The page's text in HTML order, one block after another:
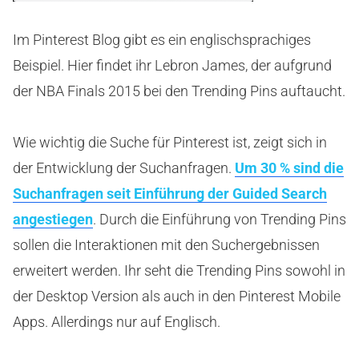
Im Pinterest Blog gibt es ein englischsprachiges
Beispiel. Hier findet ihr Lebron James, der aufgrund
der NBA Finals 2015 bei den Trending Pins auftaucht.
Wie wichtig die Suche für Pinterest ist, zeigt sich in
der Entwicklung der Suchanfragen. Um 30 % sind die
Suchanfragen seit Einführung der Guided Search
angestiegen. Durch die Einführung von Trending Pins
sollen die Interaktionen mit den Suchergebnissen
erweitert werden. Ihr seht die Trending Pins sowohl in
der Desktop Version als auch in den Pinterest Mobile
Apps. Allerdings nur auf Englisch.